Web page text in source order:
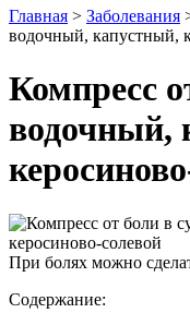
Главная > Заболевания
водочный, капустный,
Компресс
водочный,
При болях можно
Содержание: